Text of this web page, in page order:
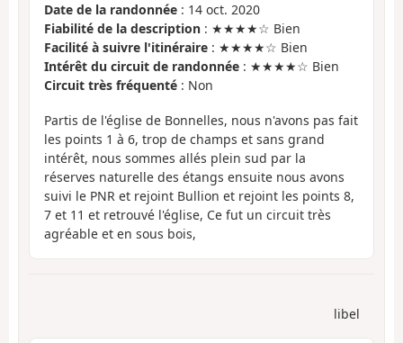
Date de la randonnée : 14 oct. 2020
Fiabilité de la description : ★★★★☆ Bien
Facilité à suivre l'itinéraire : ★★★★☆ Bien
Intérêt du circuit de randonnée : ★★★★☆ Bien
Circuit très fréquenté : Non
Partis de l'église de Bonnelles, nous n'avons pas fait
les points 1 à 6, trop de champs et sans grand
intérêt, nous sommes allés plein sud par la
réserves naturelle des étangs ensuite nous avons
suivi le PNR et rejoint Bullion et rejoint les points 8,
7 et 11 et retrouvé l'église, Ce fut un circuit très
agréable et en sous bois,
libel